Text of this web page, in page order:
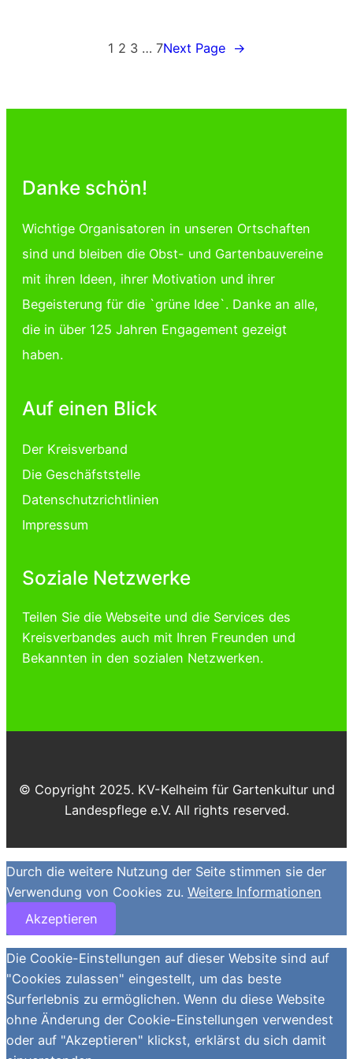
1 2 3 … 7Next Page →
Danke schön!
Wichtige Organisatoren in unseren Ortschaften
sind und bleiben die Obst- und Gartenbauvereine
mit ihren Ideen, ihrer Motivation und ihrer
Begeisterung für die `grüne Idee`. Danke an alle,
die in über 125 Jahren Engagement gezeigt
haben.
Auf einen Blick
Der Kreisverband
Die Geschäfststelle
Datenschutzrichtlinien
Impressum
Soziale Netzwerke
Teilen Sie die Webseite und die Services des
Kreisverbandes auch mit Ihren Freunden und
Bekannten in den sozialen Netzwerken.
© Copyright 2025. KV-Kelheim für Gartenkultur und
Landespflege e.V. All rights reserved.
Durch die weitere Nutzung der Seite stimmen sie der
Verwendung von Cookies zu. Weitere Informationen
Akzeptieren
Die Cookie-Einstellungen auf dieser Website sind auf
"Cookies zulassen" eingestellt, um das beste
Surferlebnis zu ermöglichen. Wenn du diese Website
ohne Änderung der Cookie-Einstellungen verwendest
oder auf "Akzeptieren" klickst, erklärst du sich damit